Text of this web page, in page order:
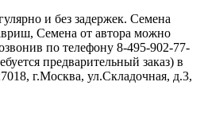
и без задержек. Семена
Семена от автора можно
по телефону 8-495-902-77-
предварительный заказ) в
г.Москва, ул.Складочная, д.3,